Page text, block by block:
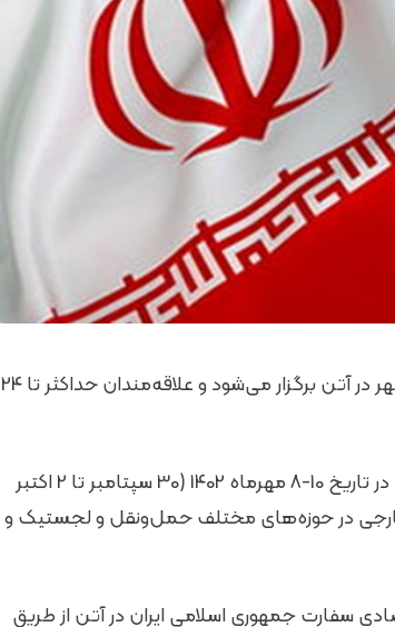
نمایشگاه نمایشگاه حمل‌ونقل بین‌المللی یونان 8 تا 10 مهر در آتن برگزار می‌شود و علاقه‌مندان حداکثر تا 24
نهمین نمایشگاه حمل‌ونقل بین‌المللی و لجستیک یونان در تاریخ 10-8 مهرماه 1402 (30 سپتامبر تا 2 اکتبر
خارجی در حوزه‌های مختلف حمل‌ونقل و لجستیک و
سفارت جمهوری اسلامی ایران در آتن از طریق